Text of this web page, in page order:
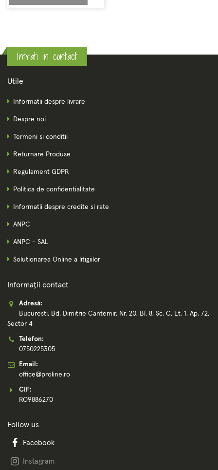
Intrati in contact
Utile
Informatii despre livrare
Despre noi
Termeni si conditii
Returnare Produse
Regulament GDPR
Politica de confidentialitate
Informatii despre credite si rate
ANPC
ANPC - SAL
Solutionarea Online a litigiilor
Informații contact
Adresă:
Bucuresti, Bd. Dimitrie Cantemir, Nr. 20, Bl. 8, Sc. C, Et. 1, Ap. 72,
Sector 4
Telefon:
0750225305
Email:
office@proline.ro
CIF:
RO9886270
Follow us
Facebook
Instagram